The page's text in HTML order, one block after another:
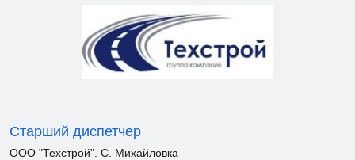
Старший диспетчер
ООО "Техстрой". С. Михайловка